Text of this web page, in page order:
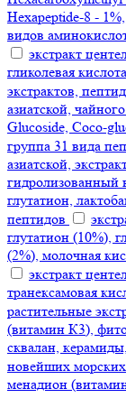
Hexapeptide-8 -
видов
экстракт
гликолевая
экстрактов,
азиатской,
Glucoside, Coco-
группа 31 вида
азиатской,
гидролизованный
глутатион,
пептидов
глутатион (10%),
(2%), молочная
экстракт
транексамовая
растительные
(витамин К3),
сквалан,
новейших
менадион